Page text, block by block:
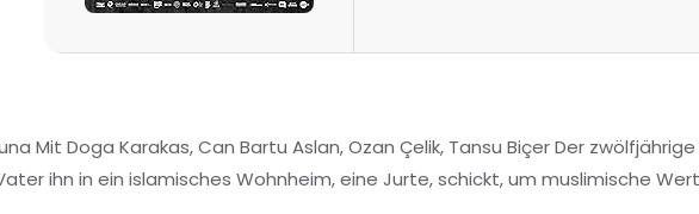
Mit Doga Karakas, Can Bartu Aslan, Ozan Çelik, Tansu Biçer Der
ihn in ein islamisches Wohnheim, eine Jurte, schickt, um muslimische